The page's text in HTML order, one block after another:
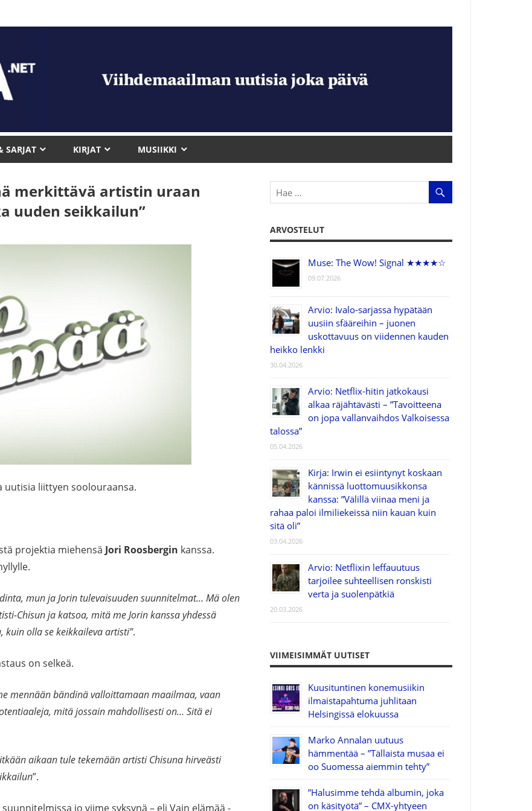
SARJAT KIRJAT MUSIIKKI
merkittävä artistin uraan
uuden seikkailun”
uutisia liittyen soolouraansa.
projektia miehensä Jori Roosbergin kanssa.
mun ja Jorin tulevaisuuden suunnitelmat… Mä olen
Chisun ja katsoa, mitä me Jorin kanssa yhdessä
olla se keikkaileva artisti”.
on selkeä.
mennään bändinä valloittamaan maailmaa, vaan
mitä jossain mahdollisesti on… Sitä ei
aikaan tule tekemään artisti Chisuna hirveästi
”.
jo viime syksynä – eli Vain elämää -
ARVOSTELUT
Muse: The Wow! Signal ★★★★☆
09.07.2026
Arvio: Ivalo-sarjassa hypätään
uusiin sfääreihin – juonen
uskottavuus on viidennen kauden
heikko lenkki
30.04.2026
Arvio: Netflix-hitin jatkokausi
alkaa räjähtävästi – ”Tavoitteena
on jopa vallanvaihdos Valkoisessa
talossa”
05.04.2026
Kirja: Irwin ei esiintynyt koskaan
kännissä luottomuusikkonsa
kanssa: ”Välillä viinaa meni ja
rahaa paloi ilmiliekeissä niin kauan kuin
sitä oli”
03.04.2026
Arvio: Netflixin leffauutuus
tarjoilee suhteellisen ronskisti
verta ja suolenpätkiä
20.03.2026
VIIMEISIMMÄT UUTISET
Kuusituntinen konemusiikin
ilmaistapahtuma juhlitaan
Helsingissä elokuussa
Marko Annalan uutuus
hämmentää – ”Tällaista musaa ei
oo Suomessa aiemmin tehty”
”Halusimme tehdä albumin, joka
on käsityötä” – CMX-yhtyeen